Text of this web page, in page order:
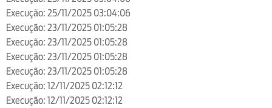
Execução: 25/11/2025 03:04:06
Execução: 23/11/2025 01:05:28
Execução: 23/11/2025 01:05:28
Execução: 23/11/2025 01:05:28
Execução: 23/11/2025 01:05:28
Execução: 12/11/2025 02:12:12
Execução: 12/11/2025 02:12:12